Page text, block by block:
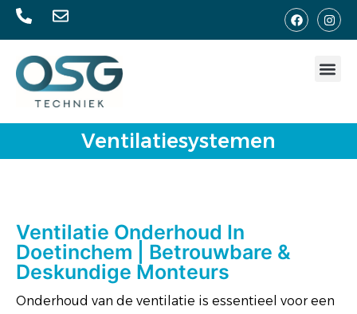
Ventilatiesystemen
Ventilatie Onderhoud In
Doetinchem | Betrouwbare &
Deskundige Monteurs
Onderhoud van de ventilatie is essentieel voor een